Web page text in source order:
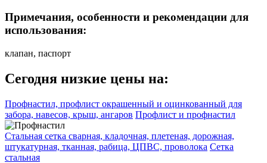
Примечания, особенности и рекомендации для
использования:
клапан, паспорт
Сегодня низкие цены на:
Профнастил, профлист окрашенный и оцинкованный для
забора, навесов, крыш, ангаров Профлист и профнастил
Стальная сетка сварная, кладочная, плетеная, дорожная,
штукатурная, тканная, рабица, ЦПВС, проволока Сетка
стальная